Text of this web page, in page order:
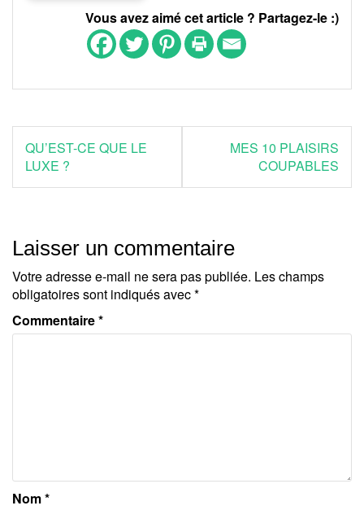
Vous avez aimé cet article ? Partagez-le :)
Navigation
de
l’article
QU’EST-CE QUE LE
LUXE ?
MES 10 PLAISIRS
COUPABLES
Laisser un commentaire
Votre adresse e-mail ne sera pas publiée. Les champs
obligatoires sont indiqués avec*
Commentaire*
Nom*